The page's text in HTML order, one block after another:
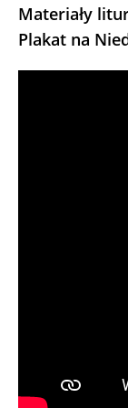
Materiały
Plakat na